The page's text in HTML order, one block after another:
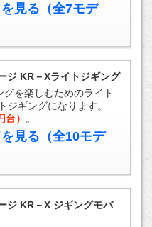
見る（全7モデ
ジ KR－Xライトジギング
を楽しむためのライト
ジギングになります。
） 。
見る（全10モデ
ジ KR－X ジギングモバ